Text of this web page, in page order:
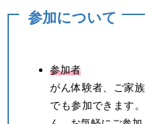
参加について
参加者
がん体験者、ご家
でも参加できます